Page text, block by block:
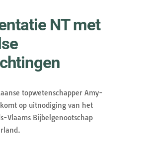
NT met
topwetenschapper Amy-
op uitnodiging van het
Vlaams Bijbelgenootschap